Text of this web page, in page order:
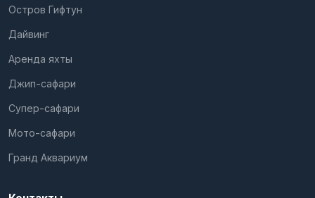
Остров Гифтун
Дайвинг
Аренда яхты
Джип-сафари
Супер-сафари
Мото-сафари
Гранд Аквариум